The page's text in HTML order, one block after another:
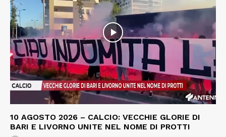
10 AGOSTO 2026 – CALCIO: VECCHIE GLORIE DI
BARI E LIVORNO UNITE NEL NOME DI PROTTI